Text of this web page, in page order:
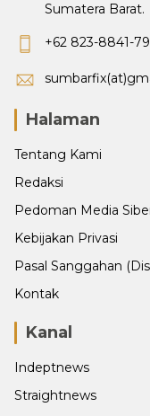
Sumatera Barat.
+62 823-8841-
Halaman
Tentang Kami
Redaksi
Pedoman Media
Kebijakan Privasi
Pasal Sanggahan
Kontak
Kanal
Indeptnews
Straightnews